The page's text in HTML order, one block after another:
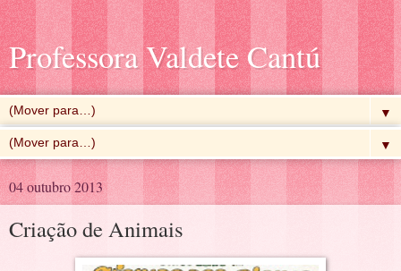
Professora Valdete Cantú
▼
▼
04 outubro 2013
Criação de Animais